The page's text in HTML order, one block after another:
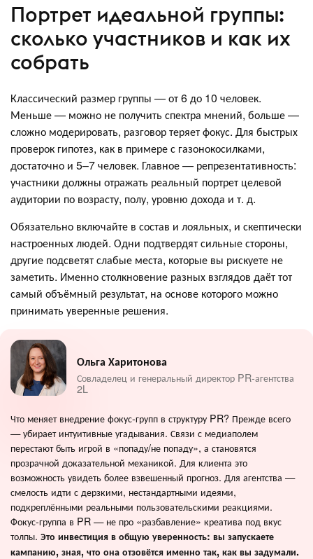
Портрет идеальной группы:
сколько участников и как их
собрать
Классический размер группы — от 6 до 10 человек.
Меньше — можно не получить спектра мнений, больше —
сложно модерировать, разговор теряет фокус. Для быстрых
проверок гипотез, как в примере с газонокосилками,
достаточно и 5–7 человек. Главное — репрезентативность:
участники должны отражать реальный портрет целевой
аудитории по возрасту, полу, уровню дохода и т. д.
Обязательно включайте в состав и лояльных, и скептически
настроенных людей. Одни подтвердят сильные стороны,
другие подсветят слабые места, которые вы рискуете не
заметить. Именно столкновение разных взглядов даёт тот
самый объёмный результат, на основе которого можно
принимать уверенные решения.
Ольга Харитонова
Совладелец и генеральный директор PR-агентства
2L
Что меняет внедрение фокус-групп в структуру PR? Прежде всего
— убирает интуитивные угадывания. Связи с медиаполем
перестают быть игрой в «попаду/не попаду», а становятся
прозрачной доказательной механикой. Для клиента это
возможность увидеть более взвешенный прогноз. Для агентства —
смелость идти с дерзкими, нестандартными идеями,
подкреплёнными реальными пользовательскими реакциями.
Фокус-группа в PR — не про «разбавление» креатива под вкус
толпы. Это инвестиция в общую уверенность: вы запускаете
кампанию, зная, что она отзовётся именно так, как вы задумали.